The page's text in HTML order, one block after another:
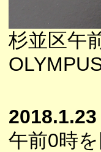
杉並区午
2018.1.23
午前0時